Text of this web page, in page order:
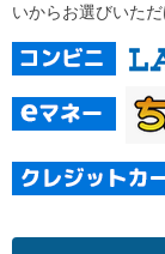
いからお選びいただ